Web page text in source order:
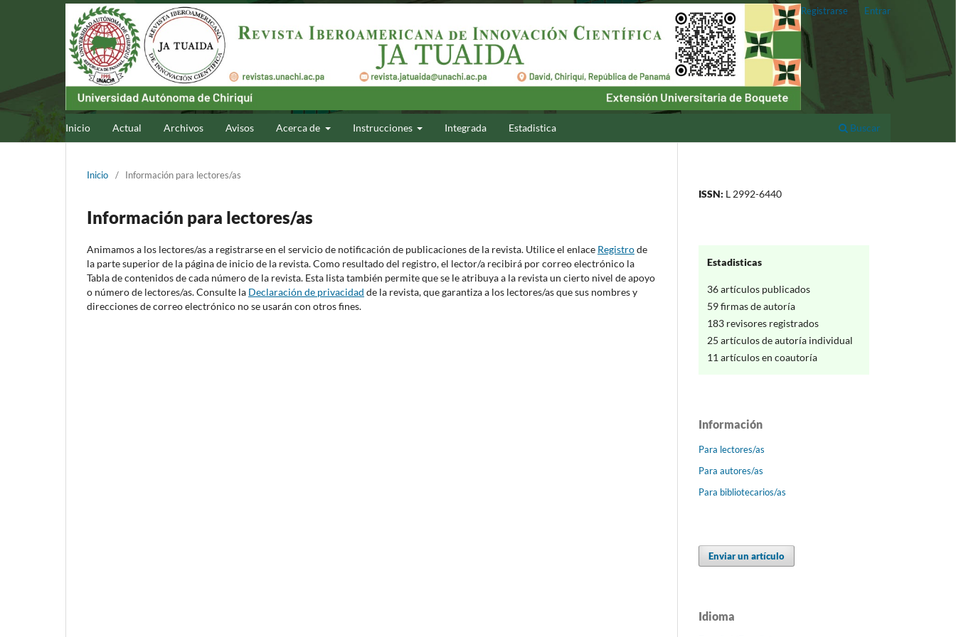
Inicio Actual Archivos Avisos Acerca de Instrucciones Integrada Estadistica Buscar
Registrarse Entrar
Inicio / Información para lectores/as
Información para lectores/as
Animamos a los lectores/as a registrarse en el servicio de notificación de publicaciones de la revista. Utilice el enlace Registrode
la parte superior de la página de inicio de la revista. Como resultado del registro, el lector/a recibirá por correo electrónico la
Tabla de contenidos de cada número de la revista. Esta lista también permite que se le atribuya a la revista un cierto nivel de apoyo
o número de lectores/as. Consulte la Declaración de privacidad de la revista, que garantiza a los lectores/as que sus nombres y
direcciones de correo electrónico no se usarán con otros fines.
ISSN: L 2992-6440
Estadisticas
36 artículos publicados
59 firmas de autoría
183 revisores registrados
25 artículos de autoría individual
11 artículos en coautoría
Información
Para lectores/as
Para autores/as
Para bibliotecarios/as
Enviar un artículo
Idioma